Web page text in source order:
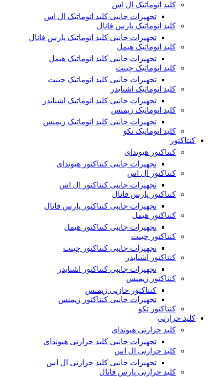
کلید اتوماتیک ال اس
تجهیزات جانبی کلید اتوماتیک ال اس
کلید اتوماتیک پارس فانال
تجهیزات جانبی کلید اتوماتیک پارس فانال
کلید اتوماتیک هیمل
تجهیزات جانبی کلید اتوماتیک هیمل
کلید اتوماتیک چینت
تجهیزات جانبی کلید اتوماتیک چینت
کلید اتوماتیک اشنایدر
تجهیزات جانبی کلید اتوماتیک اشنایدر
کلید اتوماتیک زیمنس
تجهیزات جانبی کلید اتوماتیک زیمنس
کلید اتوماتیک تکو
کنتاکتور
کنتاکتور هیوندای
تجهیزات جانبی کنتاکتور هیوندای
کنتاکتور ال اس
تجهیزات جانبی کنتاکتور ال اس
کنتاکتور پارس فانال
تجهیزات جانبی کنتاکتور پارس فانال
کنتاکتور هیمل
تجهیزات جانبی کنتاکتور هیمل
کنتاکتور چینت
تجهیزات جانبی کنتاکتور چینت
کنتاکتور اشنایدر
تجهیزات جانبی کنتاکتور اشنایدر
کنتاکتور زیمنس
کنتاکتور خازنی زیمنس
تجهیزات جانبی کنتاکتور زیمنس
کنتاکتور تکو
کلید حرارتی
کلید حرارتی هیوندای
تجهیزات جانبی کلید حرارتی هیوندای
کلید حرارتی ال اس
تجهیزات جانبی کلید حرارتی ال اس
کلید حرارتی پارس فانال